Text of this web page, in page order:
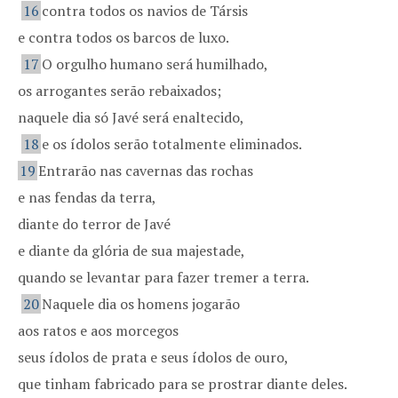
16 contra todos os navios de Társis
e contra todos os barcos de luxo.
17 O orgulho humano será humilhado,
os arrogantes serão rebaixados;
naquele dia só Javé será enaltecido,
18 e os ídolos serão totalmente eliminados.
19Entrarão nas cavernas das rochas
e nas fendas da terra,
diante do terror de Javé
e diante da glória de sua majestade,
quando se levantar para fazer tremer a terra.
20Naquele dia os homens jogarão
aos ratos e aos morcegos
seus ídolos de prata e seus ídolos de ouro,
que tinham fabricado para se prostrar diante deles.